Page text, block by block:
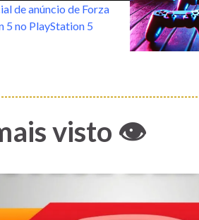
de anúncio de Forza
5 no PlayStation 5
visto 👁️